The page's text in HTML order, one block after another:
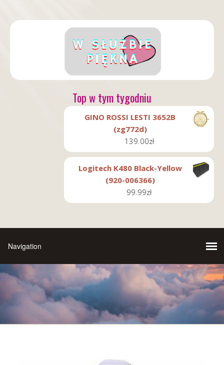
Top w tym tygodniu
GINO ROSSI LESTI 3652B
(zg772d)
139.00zł
Logitech K480 Black-Yellow
(920-006366)
99.99zł